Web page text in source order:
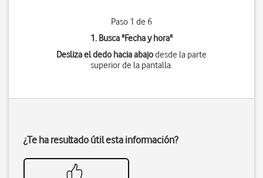
Paso 1 de 6
1. Busca "Fecha y hora"
Desliza el dedo hacia abajodesde la parte
superior de la pantalla.
¿Te ha resultado útil esta información?